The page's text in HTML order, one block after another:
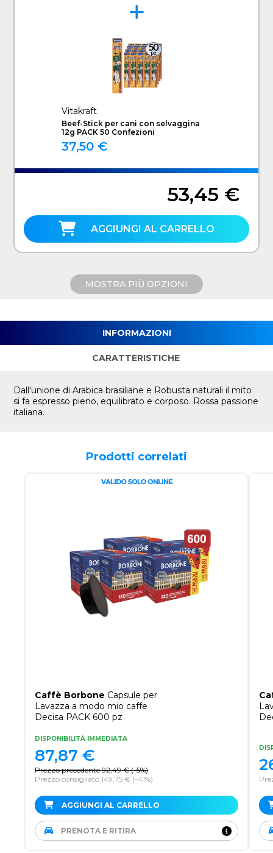
Vitakraft
Beef-Stick per cani con selvaggina
12g PACK 50 Confezioni
37,50 €
53,45 €
AGGIUNGI AL CARRELLO
MOSTRA PIÙ OPZIONI
INFORMAZIONI
CARATTERISTICHE
Dall'unione di Arabica brasiliane e Robusta naturali il mito
si fa espresso pieno, equilibrato e corposo. Rossa passione
italiana.
Prodotti correlati
Caffè Borbone Capsule per
Lavazza a modo mio caffe
Decisa PACK 600 pz
DISPONIBILITÀ IMMEDIATA
Prezzo precedente 92,49 € (-5%)
Prezzo consigliato 149,75 € (-41%)
87,87 €
AGGIUNGI AL CARRELLO
PRENOTA E RITIRA